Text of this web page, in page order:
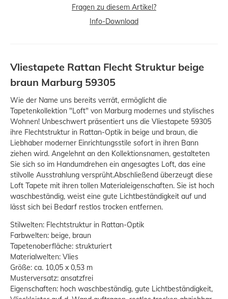
Fragen zu diesem Artikel?
Info-Download
Vliestapete Rattan Flecht Struktur beige
braun Marburg 59305
Wie der Name uns bereits verrät, ermöglicht die
Tapetenkollektion "Loft" von Marburg modernes und stylisches
Wohnen! Unbeschwert präsentiert uns die Vliestapete 59305
ihre Flechtstruktur in Rattan-Optik in beige und braun, die
Liebhaber moderner Einrichtungsstile sofort in ihren Bann
ziehen wird. Angelehnt an den Kollektionsnamen, gestalteten
Sie sich so im Handumdrehen ein angesagtes Loft, das eine
stilvolle Ausstrahlung versprüht.Abschließend überzeugt diese
Loft Tapete mit ihren tollen Materialeigenschaften. Sie ist hoch
waschbeständig, weist eine gute Lichtbeständigkeit auf und
lässt sich bei Bedarf restlos trocken entfernen.
Stilwelten: Flechtstruktur in Rattan-Optik
Farbwelten: beige, braun
Tapetenoberfläche: strukturiert
Materialwelten: Vlies
Größe: ca. 10,05 x 0,53 m
Musterversatz: ansatzfrei
Eigenschaften: hoch waschbeständig, gute Lichtbeständigkeit,